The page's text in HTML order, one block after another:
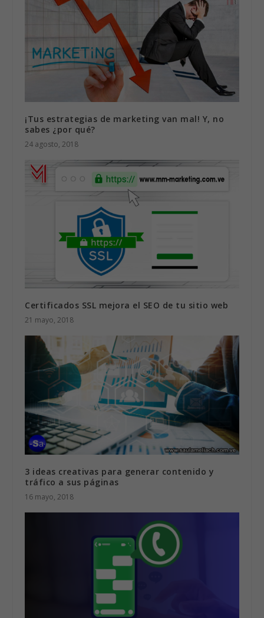
¡Tus estrategias de marketing van mal! Y, no
sabes ¿por qué?
24 agosto, 2018
Certificados SSL mejora el SEO de tu sitio web
21 mayo, 2018
3 ideas creativas para generar contenido y
tráfico a sus páginas
16 mayo, 2018